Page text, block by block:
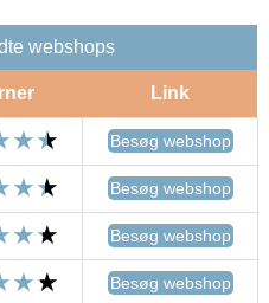
webshops
Link
Besøg webshop
Besøg webshop
Besøg webshop
Besøg webshop